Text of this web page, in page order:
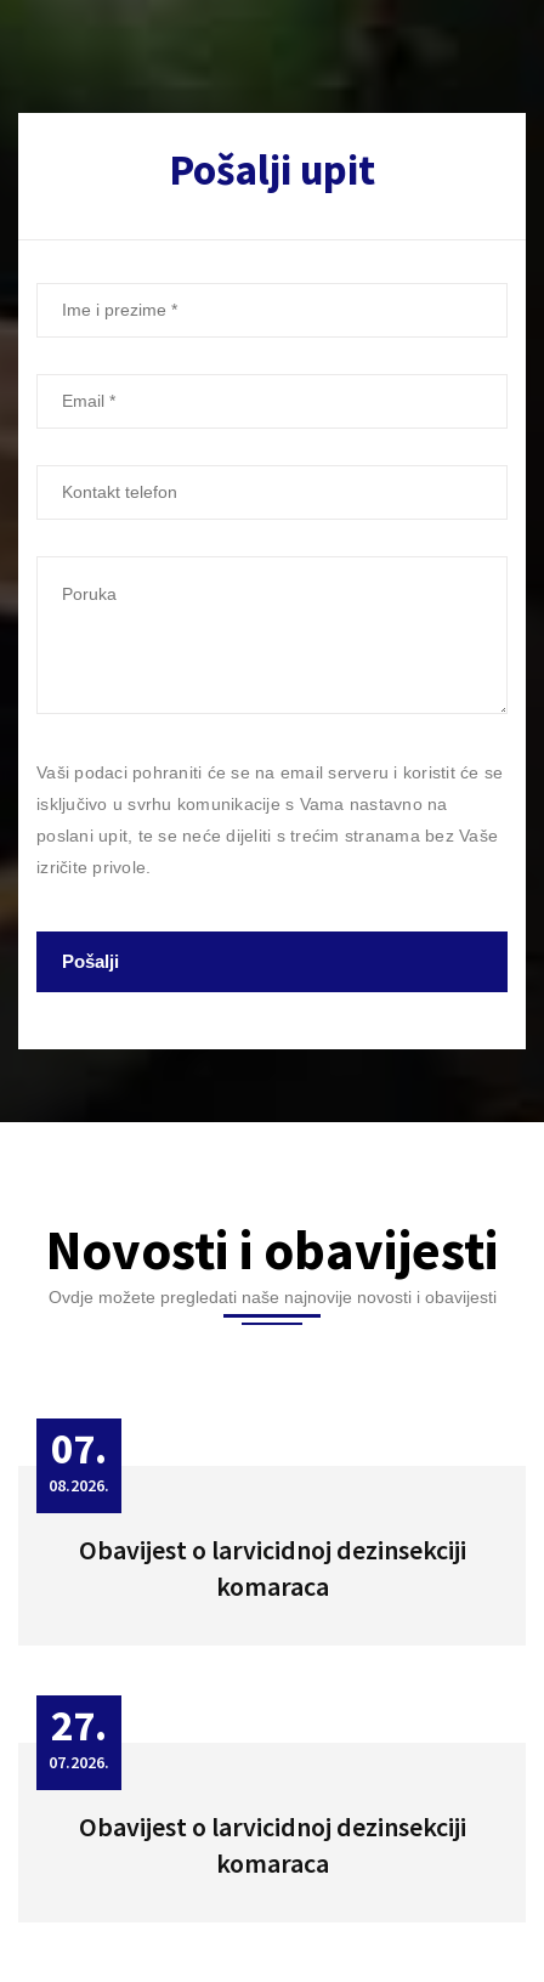
Pošalji upit
Vaši podaci pohraniti će se na email serveru i koristit će se
isključivo u svrhu komunikacije s Vama nastavno na
poslani upit, te se neće dijeliti s trećim stranama bez Vaše
izričite privole.
Pošalji
Novosti i obavijesti
Ovdje možete pregledati naše najnovije novosti i obavijesti
07.
08.2026.
Obavijest o larvicidnoj dezinsekciji
komaraca
27.
07.2026.
Obavijest o larvicidnoj dezinsekciji
komaraca